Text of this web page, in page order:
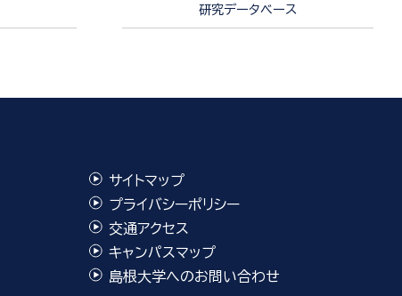
研究データベース
サイトマップ
プライバシーポリシー
交通アクセス
キャンパスマップ
島根大学へのお問い合わせ